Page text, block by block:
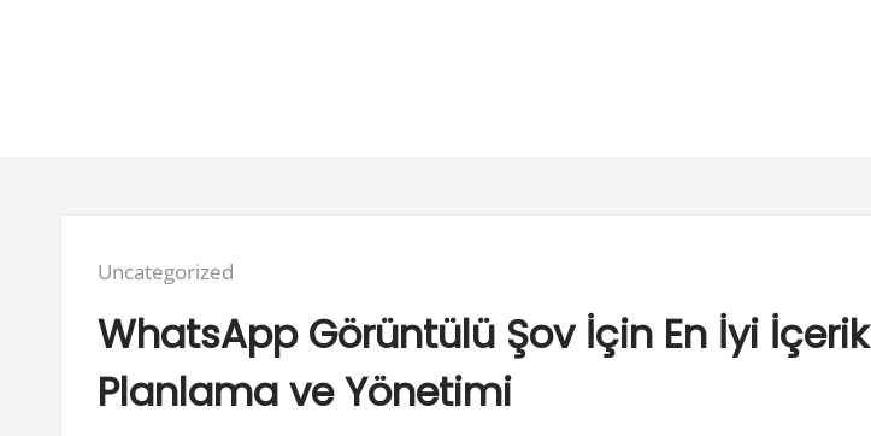
Posted
Uncategorized
WhatsApp Görüntülü Şov İçin En İyi İçerik
Planlama ve Yönetimi